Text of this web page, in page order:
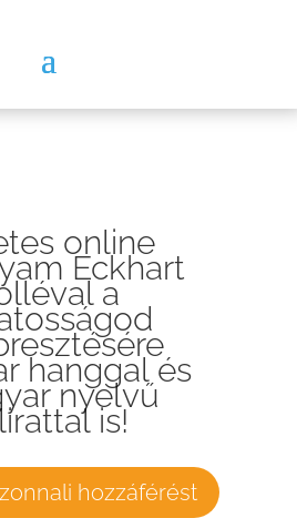
online
Eckhart
a
hanggal és
nyelvű
is!
hozzáférést